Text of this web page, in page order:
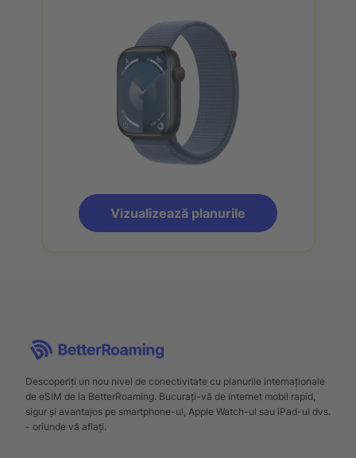
Vizualizează planurile
Descoperiți un nou nivel de conectivitate cu planurile internaționale
de eSIM de la BetterRoaming. Bucurați-vă de internet mobil rapid,
sigur și avantajos pe smartphone-ul, Apple Watch-ul sau iPad-ul dvs.
- oriunde vă aflați.